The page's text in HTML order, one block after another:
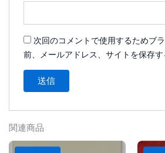
次回のコメントで使用するためブ
前、メールアドレス、サイトを保存す
関連商品